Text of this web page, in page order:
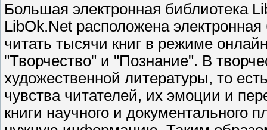
Большая электронная библиотека
LibOk.Net расположена
читать тысячи книг в режиме
"Творчество" и "Познание". В
художественной литературы, то
чувства читателей, их эмоции и
книги научного и документального